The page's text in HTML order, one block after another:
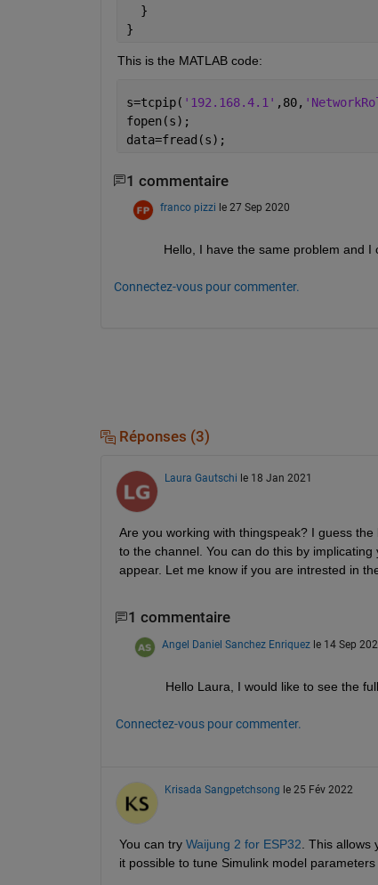
  }
}
This is the MATLAB code:
s=tcpip( '192.168.4.1' ,80,
fopen(s);
data=fread(s);
1 commentaire
franco pizzi le 27 Sep 2020
Hello, I have the same problem and
Connectez-vous pour commenter.
Réponses (3)
Laura Gautschi le 18 Jan 2021
Are you working with thingspeak? I guess
to the channel. You can do this by
appear. Let me know if you are intrested in
1 commentaire
Angel Daniel Sanchez Enriquez le 14 Sep
Hello Laura, I would like to see the
Connectez-vous pour commenter.
Krisada Sangpetchsong le 25 Fév 2022
You can try Waijung 2 for ESP32 . This
it possible to tune Simulink model